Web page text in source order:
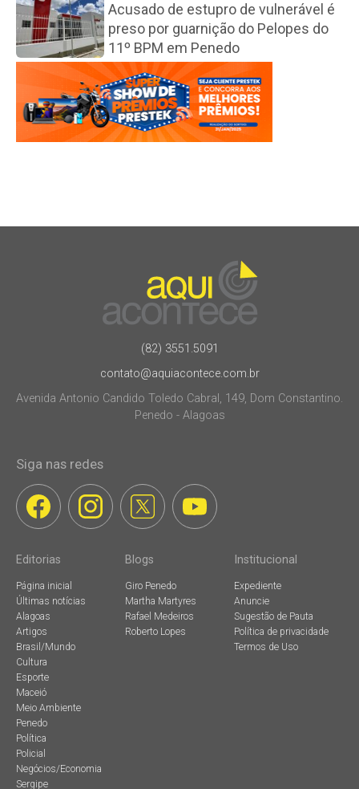
Acusado de estupro de vulnerável é
preso por guarnição do Pelopes do
11º BPM em Penedo
(82) 3551.5091
contato@aquiacontece.com.br
Avenida Antonio Candido Toledo Cabral, 149, Dom Constantino.
Penedo - Alagoas
Siga nas redes
Editorias
Página inicial
Últimas notícias
Alagoas
Artigos
Brasil/Mundo
Cultura
Esporte
Maceió
Meio Ambiente
Penedo
Política
Policial
Negócios/Economia
Sergipe
Blogs
Giro Penedo
Martha Martyres
Rafael Medeiros
Roberto Lopes
Institucional
Expediente
Anuncie
Sugestão de Pauta
Política de privacidade
Termos de Uso